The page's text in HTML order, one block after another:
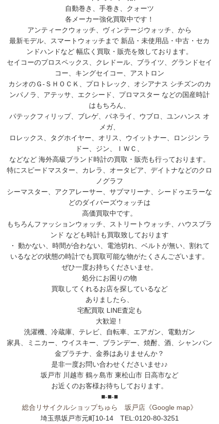
自動巻き、手巻き、クォーツ
各メーカー強化買取中です！
アンティークウォッチ、ヴィンテージウォッチ、から
最新モデル、スマートウォッチまで 新品・未使用品・中古・セカ
ンドハンドなど 幅広く買取・販売を致しております。
セイコーのプロスペックス、クレドール、ブライツ、グランドセイ
コー、キングセイコー、アストロン
カシオのＧ-ＳＨＯＣＫ、プロトレック、オシアナス シチズンのカ
ンパノラ、アテッサ、エクシード、プロマスター などの国産時計
はもちろん、
パテックフィリップ、ブレゲ、パネライ、ウブロ、ユンハンス オ
メガ、
ロレックス、タグホイヤー、オリス、ウイットナー、ロンジン ラ
ドー、ジン、ＩＷＣ、
などなど 海外高級ブランド時計の買取・販売も行っております。
特にスピードマスター、カレラ、オータビア、デイトナなどのクロ
ノグラフ
シーマスター、アクアレーサー、サブマリーナ、シードゥエラーな
どのダイバーズウォッチは
高価買取中です。
もちろんファッションウォッチ、ストリートウォッチ、ハウスブラ
ンド なども時計も買取致しております
・ 動かない、時間が合わない、電池切れ、ベルトが無い、割れて
いるなどの状態の時計でも買取可能な物がたくさんございます。
ぜひ一度お持ちくださいませ。
処分にお困りの物
買取してくれるお店を探しているなど
ありましたら、
宅配買取 LINE査定も
大歓迎！
洗濯機、冷蔵庫、テレビ、自転車、エアガン、電動ガン
家具、ミニカー、ウイスキー、ブランデー、焼酎、酒、シャンパン
金プラチナ、金券はありませんか？
是非一度お問い合わせくださいませ♪♪
坂戸市 川越市 鶴ヶ島市 東松山市 日高市など
お近くのお客様お待ちしております。
■-■-■
総合リサイクルショップちゅら 坂戸店 《Google map》
埼玉県坂戸市元町10-14 TEL:0120-80-3251